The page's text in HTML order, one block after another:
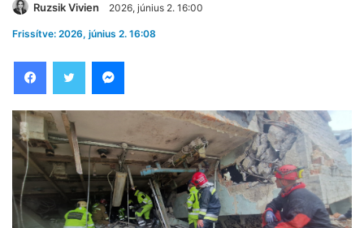
Ruzsik Vivien 2026, június 2. 16:00
Frissítve: 2026, június 2. 16:08